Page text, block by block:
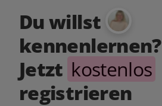
Du willst
kennenlernen?
Jetzt kostenlos
registrieren